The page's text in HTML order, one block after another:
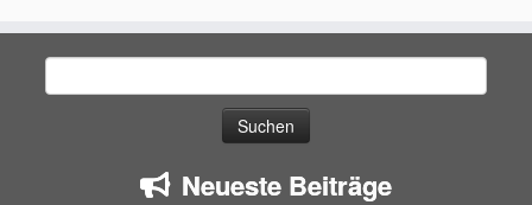
Neueste Beiträge